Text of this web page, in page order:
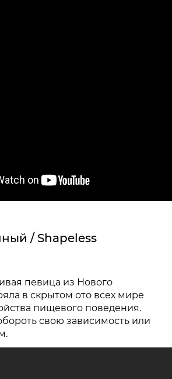
/ Shapeless
певица из Нового
в скрытом ото всех мире
пищевого поведения.
свою зависимость или